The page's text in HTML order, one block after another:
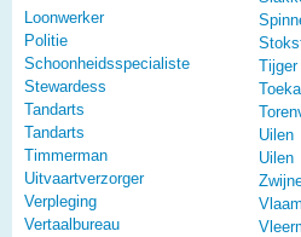
Loonwerker
Politie
Schoonheidsspecialiste
Stewardess
Tandarts
Tandarts
Timmerman
Uitvaartverzorger
Verpleging
Vertaalbureau
Tijger
Uilen
Uilen